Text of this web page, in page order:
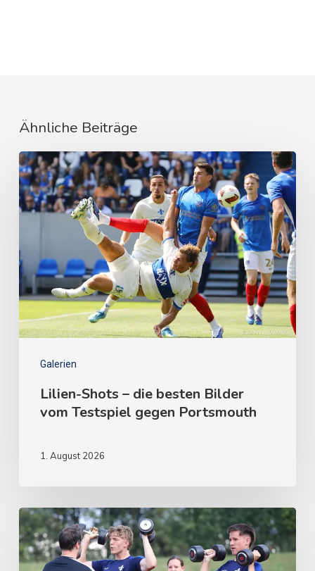
Ähnliche Beiträge
Galerien
Lilien-Shots – die besten Bilder
vom Testspiel gegen Portsmouth
1. August 2026